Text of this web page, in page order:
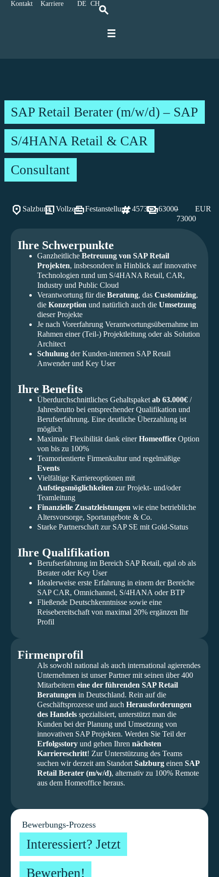
Kontakt Karriere DE CH
SAP Retail Berater (m/w/d) – SAP
S/4HANA Retail & CAR
Consultant
Salzburg Vollzeit Festanstellung 45736 63000
–
73000
EUR
Ihre Schwerpunkte
Ganzheitliche Betreuung von SAP Retail
Projekten, insbesondere in Hinblick auf innovative
Technologien rund um S/4HANA Retail, CAR,
Industry und Public Cloud
Verantwortung für die Beratung, das Customizing,
die Konzeption und natürlich auch die Umsetzung
dieser Projekte
Je nach Vorerfahrung Verantwortungsübernahme im
Rahmen einer (Teil-) Projektleitung oder als Solution
Architect
Schulung der Kunden-internen SAP Retail
Anwender und Key User
Ihre Benefits
Überdurchschnittliches Gehaltspaket ab 63.000€ /
Jahresbrutto bei entsprechender Qualifikation und
Berufserfahrung. Eine deutliche Überzahlung ist
möglich
Maximale Flexibilität dank einerHomeoffice Option
von bis zu 100%
Teamorientierte Firmenkultur und regelmäßige
Events
Vielfältige Karriereoptionen mit
Aufstiegsmöglichkeiten zur Projekt- und/oder
Teamleitung
Finanzielle Zusatzleistungen wie eine betriebliche
Altersvorsorge, Sportangebote & Co.
Starke Partnerschaft zur SAP SE mit Gold-Status
Ihre Qualifikation
Berufserfahrung im Bereich SAP Retail, egal ob als
Berater oder Key User
Idealerweise erste Erfahrung in einem der Bereiche
SAP CAR, Omnichannel, S/4HANA oder BTP
Fließende Deutschkenntnisse sowie eine
Reisebereitschaft von maximal 20% ergänzen Ihr
Profil
Firmenprofil
Als sowohl national als auch international agierendes
Unternehmen ist unser Partner mit seinen über 400
Mitarbeitern eine der führenden SAP Retail
Beratungen in Deutschland. Rein auf die
Geschäftsprozesse und auch Herausforderungen
des Handelsspezialisiert, unterstützt man die
Kunden bei der Planung und Umsetzung von
innovativen SAP Projekten. Werden Sie Teil der
Erfolgsstory und gehen Ihren nächsten
Karriereschritt! Zur Unterstützung des Teams
suchen wir derzeit am Standort Salzburg einen SAP
Retail Berater (m/w/d), alternativ zu 100% Remote
aus dem Homeoffice heraus.
Bewerbungs-Prozess
Interessiert? Jetzt
Bewerben!